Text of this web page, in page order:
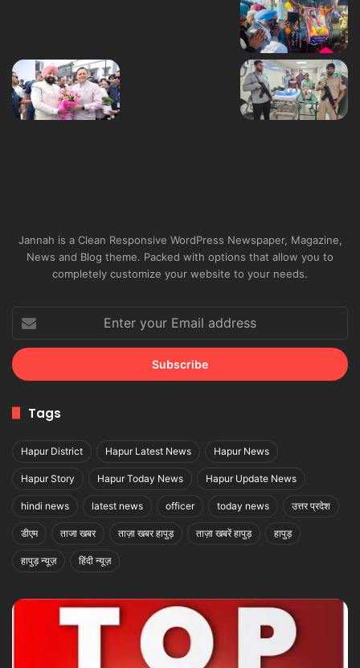
Jannah is a Clean Responsive WordPress Newspaper, Magazine,
News and Blog theme. Packed with options that allow you to
completely customize your website to your needs.
your
Email
address
Tags
Hapur District Hapur Latest News Hapur News
Hapur Story Hapur Today News Hapur Update News
hindi news latest news officer today news उत्तर प्रदेश
डीएम ताजा खबर ताज़ा खबर हापुड़ ताज़ा खबरें हापुड़ हापुड़
हापुड़ न्यूज़ हिंदी न्यूज़